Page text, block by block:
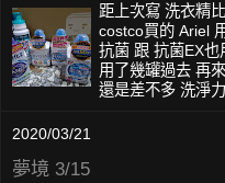
距上次寫 洗衣精
costco買的 Ariel
抗菌 跟 抗菌EX
用了幾罐過去 再
還是差不多 洗淨
2020/03/21
夢境 3/15